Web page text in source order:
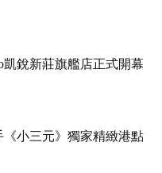
銳新莊旗艦店正式開幕
小三元》獨家精緻港點